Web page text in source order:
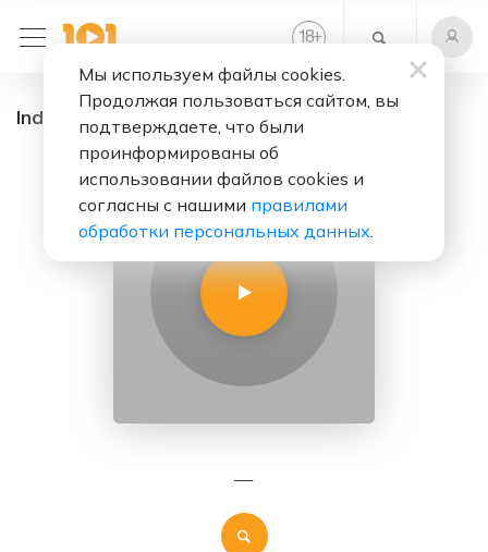
18+
Indie - радио онлайн. Слушать бесплатно
—
Мы используем файлы cookies.
Продолжая пользоваться сайтом, вы
подтверждаете, что были
проинформированы об
использовании файлов cookies и
согласны с нашими правилами
обработки персональных данных.